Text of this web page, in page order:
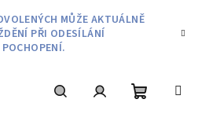
MŮŽE AKTUÁLNĚ
PŘI ODESÍLÁNÍ